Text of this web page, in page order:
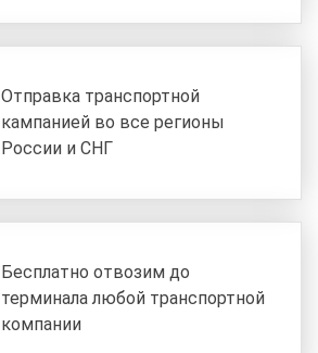
Отправка транспортной
кампанией во все регионы
России и СНГ
Бесплатно отвозим до
терминала любой транспортной
компании